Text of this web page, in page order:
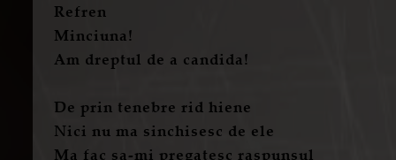
Refren
Minciuna!
Am dreptul de a candida!
De prin tenebre rid hiene
Nici nu ma sinchisesc de ele
Ma fac sa-mi pregatesc raspunsul